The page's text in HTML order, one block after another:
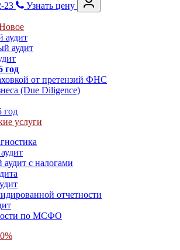
23
Узнать цену
аудит
аудит
год
от претензий ФНС
(Due Diligence)
год
услуги
с налогами
отчетности
по МСФО